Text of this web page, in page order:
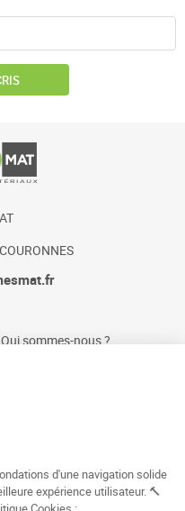
Qui sommes-nous ?